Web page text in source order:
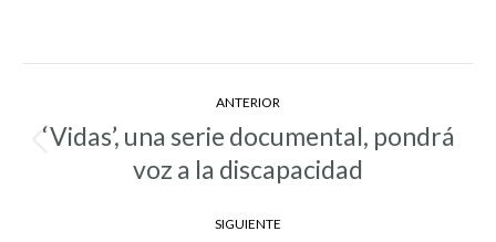
Navegación
entre
entradas
ANTERIOR
Entrada
anterior:
‘Vidas’, una serie documental, pondrá
voz a la discapacidad
SIGUIENTE